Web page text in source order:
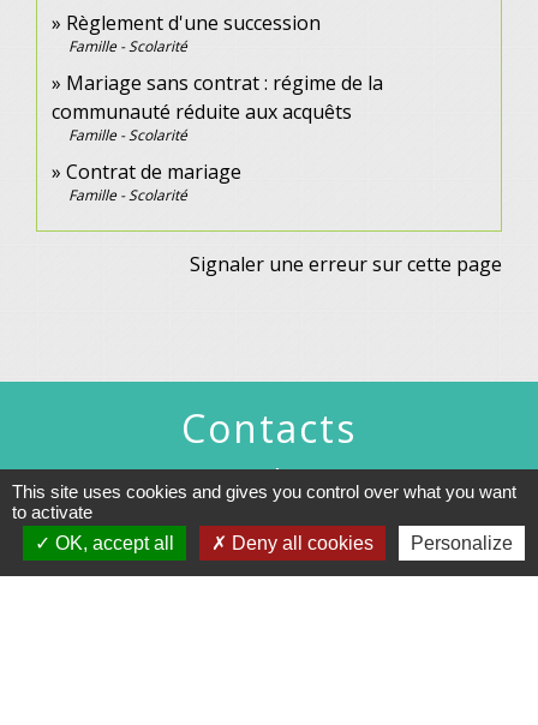
Règlement d'une succession
Famille - Scolarité
Mariage sans contrat : régime de la
communauté réduite aux acquêts
Famille - Scolarité
Contrat de mariage
Famille - Scolarité
Signaler une erreur sur cette page
Contacts
Commune de Gennes
1 rue du Lavoir
+33 3 81 55 75 32
Contact par formulaire
This site uses cookies and gives you control over what you want
to activate
OK, accept all
Deny all cookies Personalize